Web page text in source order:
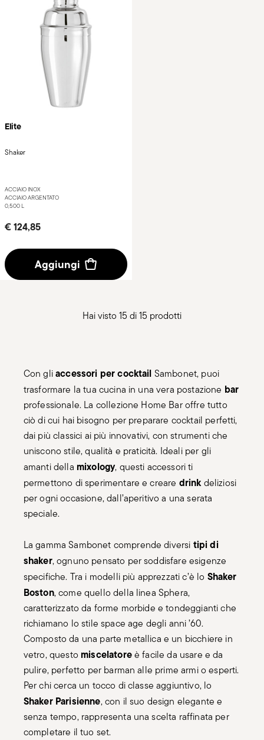
Elite
Shaker
ACCIAIO INOX
ACCIAIO ARGENTATO
0,500 L
€ 124,85
Aggiungi
Hai visto 15 di 15 prodotti
Con gliaccessori per cocktail Sambonet, puoi
trasformare la tua cucina in una vera postazione bar
professionale. La collezione Home Bar offre tutto
ciò di cui hai bisogno per preparare cocktail perfetti,
dai più classici ai più innovativi, con strumenti che
uniscono stile, qualità e praticità. Ideali per gli
amanti della mixology, questi accessori ti
permettono di sperimentare e creare drinkdeliziosi
per ogni occasione, dall’aperitivo a una serata
speciale.
La gamma Sambonet comprende diversi tipi di
shaker, ognuno pensato per soddisfare esigenze
specifiche. Tra i modelli più apprezzati c’è lo Shaker
Boston, come quello della linea Sphera,
caratterizzato da forme morbide e tondeggianti che
richiamano lo stile space age degli anni ’60.
Composto da una parte metallica e un bicchiere in
vetro, questo miscelatoreè facile da usare e da
pulire, perfetto per barman alle prime armi o esperti.
Per chi cerca un tocco di classe aggiuntivo, lo
Shaker Parisienne, con il suo design elegante e
senza tempo, rappresenta una scelta raffinata per
completare il tuo set.